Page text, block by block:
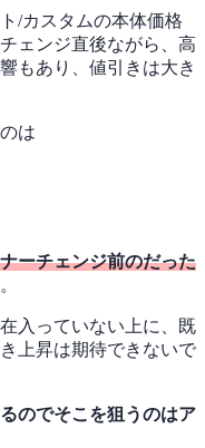
/カスタムの本体価格
ェンジ直後ながら、高
もあり、値引きは大き
は
ーチェンジ前のだった
入っていない上に、既
上昇は期待できないで
のでそこを狙うのはア